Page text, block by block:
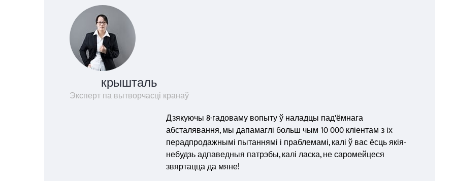
крышталь
Эксперт па вытворчасці кранаў
Дзякуючы 8-гадоваму вопыту ў наладцы пад'ёмнага
абсталявання, мы дапамаглі больш чым 10 000 кліентам з іх
перадпродажнымі пытаннямі і праблемамі, калі ў вас ёсць якія-
небудзь адпаведныя патрэбы, калі ласка, не саромейцеся
звяртацца да мяне!